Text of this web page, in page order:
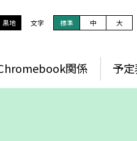
黒地 文字 標準 中 大
関係 予